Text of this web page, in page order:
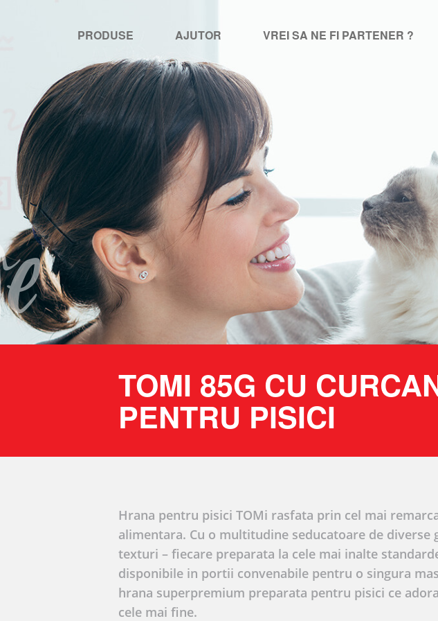
PRODUSE AJUTOR VREI SA NE FI PARTENER ?
TOMI 85G CU
PENTRU PISICI
Hrana pentru pisici TOMi rasfata prin cel mai
alimentara. Cu o multitudine seducatoare de diverse
texturi – fiecare preparata la cele mai inalte
disponibile in portii convenabile pentru o singura
hrana superpremium preparata pentru pisici ce
cele mai fine.